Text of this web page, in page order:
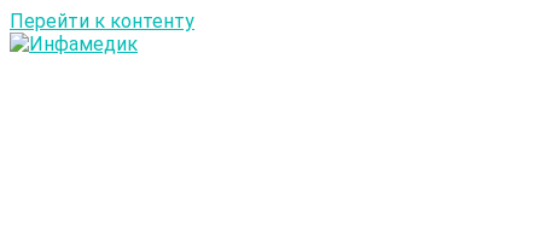
Перейти к контенту